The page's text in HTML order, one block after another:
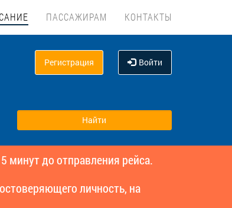
ПАССАЖИРАМ КОНТАКТЫ
Регистрация Войти
минут до отправления рейса.
личность, на